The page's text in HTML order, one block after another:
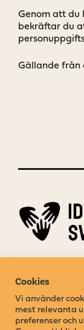
Genom att du
bekräftar du
Gällande från
Adress: Box
Kontakta
Cookies
Vi använder
mest relevanta
preferenser och